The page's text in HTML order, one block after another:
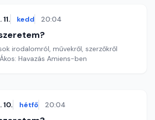
kedd 20:04
irodalomról, művekről, szerzőkről
Havazás Amiens-ben
10. hétfő 20:04